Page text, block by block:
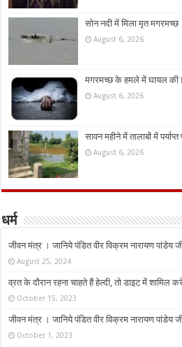
सोन नदी में मिला मृत मगरमच्छ
August 6, 2026
मगरमच्छ के हमले में घायल की
August 6, 2026
सावन महीने में तालाबों में पर्याप्त
August 6, 2026
धर्म
जीवन मंत्र । जानिये पंडित वीर विक्रम नारायण पांडेय
August 25, 2024
व्रत के दौरान रहना चाहते हैं हेल्दी, तो डाइट में शामिल
October 15, 2023
जीवन मंत्र । जानिये पंडित वीर विक्रम नारायण पांडेय
October 1, 2023